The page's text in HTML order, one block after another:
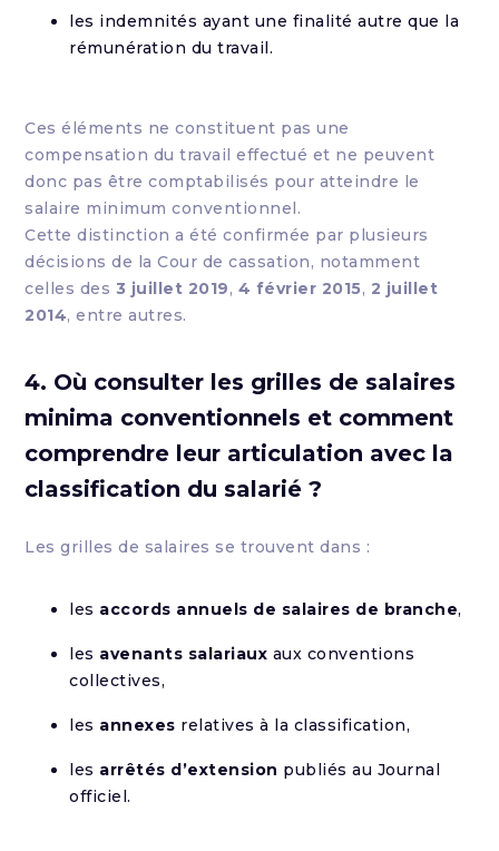
les indemnités ayant une finalité autre que la
rémunération du travail.
Ces éléments ne constituent pas une
compensation du travail effectué et ne peuvent
donc pas être comptabilisés pour atteindre le
salaire minimum conventionnel.
Cette distinction a été confirmée par plusieurs
décisions de la Cour de cassation, notamment
celles des 3 juillet 2019, 4 février 2015, 2 juillet
2014, entre autres.
4. Où consulter les grilles de salaires
minima conventionnels et comment
comprendre leur articulation avec la
classification du salarié ?
Les grilles de salaires se trouvent dans :
les accords annuels de salaires de branche,
les avenants salariaux aux conventions
collectives,
les annexes relatives à la classification,
les arrêtés d’extension publiés au Journal
officiel.